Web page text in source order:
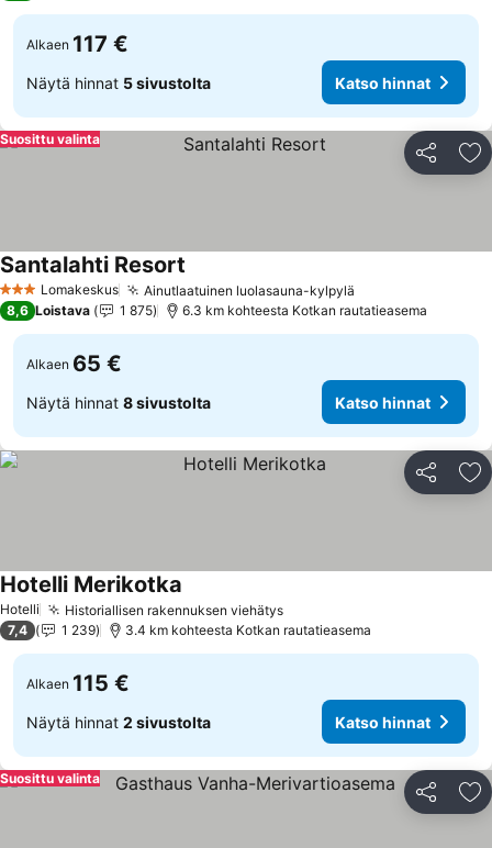
Alkaen 117 €
Näytä hinnat 5 sivustolta Katso hinnat
Jaa
Suosittu valinta
3 Tähtiluokitus
Lomakeskus Ainutlaatuinen luolasauna-kylpylä
Santalahti Resort
8,6 Loistava 1 875 6.3 km kohteesta Kotkan rautatieasema
Alkaen 65 €
Näytä hinnat 8 sivustolta Katso hinnat
Jaa
Hotelli Historiallisen rakennuksen viehätys
Hotelli Merikotka
7,4 1 239 3.4 km kohteesta Kotkan rautatieasema
Alkaen 115 €
Näytä hinnat 2 sivustolta Katso hinnat
Jaa
Suosittu valinta